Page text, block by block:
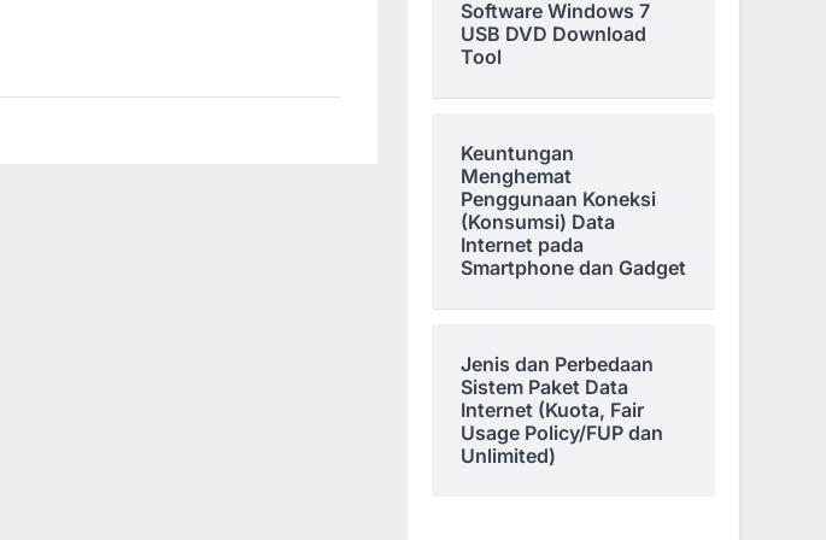
Software Windows 7
USB DVD Download
Tool
Keuntungan
Menghemat
Penggunaan Koneksi
(Konsumsi) Data
Internet pada
Smartphone dan Gadget
Jenis dan Perbedaan
Sistem Paket Data
Internet (Kuota, Fair
Usage Policy/FUP dan
Unlimited)